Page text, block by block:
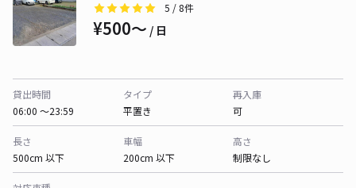
5 / 8件
¥500〜 / 日
貸出時間
06:00 〜23:59
タイプ
平置き
再入庫
可
長さ
500cm 以下
車幅
200cm 以下
高さ
制限なし